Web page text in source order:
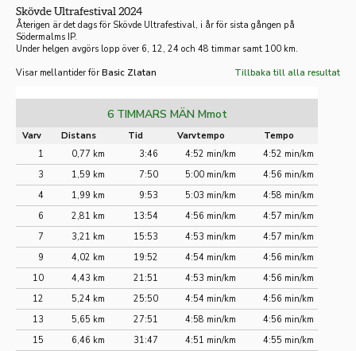
Skövde Ultrafestival 2024
Återigen är det dags för Skövde Ultrafestival, i år för sista gången på
Södermalms IP.
Under helgen avgörs lopp över 6, 12, 24 och 48 timmar samt 100 km.
Visar mellantider för Basic Zlatan Tillbaka till alla resultat
6 TIMMARS MÄN Mmot
Varv Distans Tid Varvtempo
Tempo
1
0,77 km 3:46 4:52 min/km
4:52 min/km
3
1,59 km 7:50 5:00 min/km
4:56 min/km
4
1,99 km 9:53 5:03 min/km
4:58 min/km
6
2,81 km 13:54 4:56 min/km
4:57 min/km
7
3,21 km 15:53 4:53 min/km
4:57 min/km
9
4,02 km 19:52 4:54 min/km
4:56 min/km
10
4,43 km 21:51 4:53 min/km
4:56 min/km
12
5,24 km 25:50 4:54 min/km
4:56 min/km
13
5,65 km 27:51 4:58 min/km
4:56 min/km
15
6,46 km 31:47 4:51 min/km
4:55 min/km